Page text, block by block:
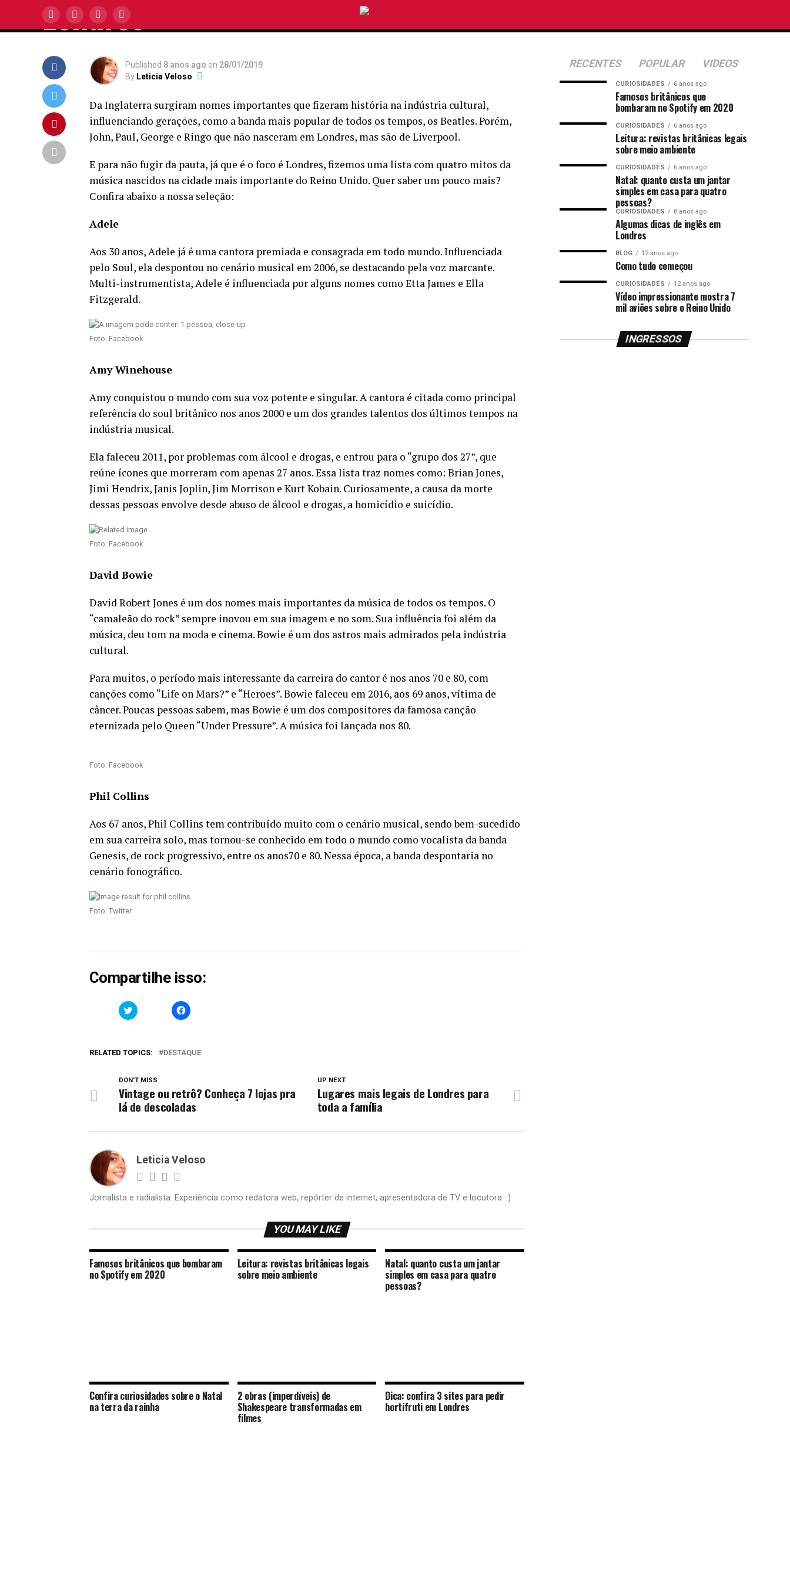
Londres
Published 8 anos ago on 28/01/2019
By Leticia Veloso
Da Inglaterra surgiram nomes importantes que fizeram história na indústria cultural,
influenciando gerações, como a banda mais popular de todos os tempos, os Beatles. Porém,
John, Paul, George e Ringo que não nasceram em Londres, mas são de Liverpool.
E para não fugir da pauta, já que é o foco é Londres, fizemos uma lista com quatro mitos da
música nascidos na cidade mais importante do Reino Unido. Quer saber um pouco mais?
Confira abaixo a nossa seleção:
Adele
Aos 30 anos, Adele já é uma cantora premiada e consagrada em todo mundo. Influenciada
pelo Soul, ela despontou no cenário musical em 2006, se destacando pela voz marcante.
Multi-instrumentista, Adele é influenciada por alguns nomes como Etta James e Ella
Fitzgerald.
Foto: Facebook
Amy Winehouse
Amy conquistou o mundo com sua voz potente e singular. A cantora é citada como principal
referência do soul britânico nos anos 2000 e um dos grandes talentos dos últimos tempos na
indústria musical.
Ela faleceu 2011, por problemas com álcool e drogas, e entrou para o “grupo dos 27”, que
reúne ícones que morreram com apenas 27 anos. Essa lista traz nomes como: Brian Jones,
Jimi Hendrix, Janis Joplin, Jim Morrison e Kurt Kobain. Curiosamente, a causa da morte
dessas pessoas envolve desde abuso de álcool e drogas, a homicídio e suicídio.
Foto: Facebook
David Bowie
David Robert Jones é um dos nomes mais importantes da música de todos os tempos. O
“camaleão do rock” sempre inovou em sua imagem e no som. Sua influência foi além da
música, deu tom na moda e cinema. Bowie é um dos astros mais admirados pela indústria
cultural.
Para muitos, o período mais interessante da carreira do cantor é nos anos 70 e 80, com
canções como “Life on Mars?” e “Heroes”. Bowie faleceu em 2016, aos 69 anos, vítima de
câncer. Poucas pessoas sabem, mas Bowie é um dos compositores da famosa canção
eternizada pelo Queen “Under Pressure”. A música foi lançada nos 80.
Foto: Facebook
Phil Collins
Aos 67 anos, Phil Collins tem contribuído muito com o cenário musical, sendo bem-sucedido
em sua carreira solo, mas tornou-se conhecido em todo o mundo como vocalista da banda
Genesis, de rock progressivo, entre os anos70 e 80. Nessa época, a banda despontaria no
cenário fonográfico.
Foto: Twitter
Compartilhe isso:
Clique
para
nova
Clique
para
nova
RELATED TOPICS: DESTAQUE
UP NEXT
Lugares mais legais de Londres para
toda a família
DON'T MISS
Vintage ou retrô? Conheça 7 lojas pra
lá de descoladas
Leticia Veloso
Jornalista e radialista. Experiência como redatora web, repórter de internet, apresentadora de TV e locutora. :)
YOU MAY LIKE
Famosos britânicos que bombaram
no Spotify em 2020
Leitura: revistas britânicas legais
sobre meio ambiente
Natal: quanto custa um jantar
simples em casa para quatro
pessoas?
Confira curiosidades sobre o Natal
na terra da rainha
2 obras (imperdíveis) de
Shakespeare transformadas em
filmes
Dica: confira 3 sites para pedir
hortifruti em Londres
RECENTES POPULAR VIDEOS
CURIOSIDADES 6 anos ago
Famosos britânicos que
bombaram no Spotify em 2020
CURIOSIDADES 6 anos ago
Leitura: revistas britânicas legais
sobre meio ambiente
CURIOSIDADES 6 anos ago
Natal: quanto custa um jantar
simples em casa para quatro
pessoas?
CURIOSIDADES 8 anos ago
Algumas dicas de inglês em
Londres
BLOG 12 anos ago
Como tudo começou
CURIOSIDADES 12 anos ago
Vídeo impressionante mostra 7
mil aviões sobre o Reino Unido
INGRESSOS